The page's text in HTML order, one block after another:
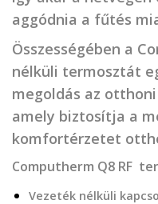
aggódnia a fűtés
Összességében a
nélküli termosztát
megoldás az
amely biztosítja a
komfortérzetet
Computherm Q8 RF
Vezeték nélküli